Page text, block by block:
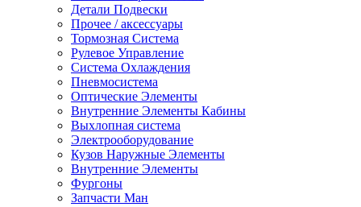
Детали Подвески
Прочее / аксессуары
Тормозная Система
Рулевое Управление
Система Охлаждения
Пневмосистема
Оптические Элементы
Внутренние Элементы Кабины
Выхлопная система
Электрооборудование
Кузов Наружные Элементы
Внутренние Элементы
Фургоны
Запчасти Ман